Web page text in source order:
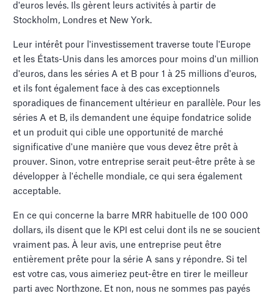
d'euros levés. Ils gèrent leurs activités à partir de
Stockholm, Londres et New York.
Leur intérêt pour l'investissement traverse toute l'Europe
et les États-Unis dans les amorces pour moins d'un million
d'euros, dans les séries A et B pour 1 à 25 millions d'euros,
et ils font également face à des cas exceptionnels
sporadiques de financement ultérieur en parallèle. Pour les
séries A et B, ils demandent une équipe fondatrice solide
et un produit qui cible une opportunité de marché
significative d'une manière que vous devez être prêt à
prouver. Sinon, votre entreprise serait peut-être prête à se
développer à l'échelle mondiale, ce qui sera également
acceptable.
En ce qui concerne la barre MRR habituelle de 100 000
dollars, ils disent que le KPI est celui dont ils ne se soucient
vraiment pas. À leur avis, une entreprise peut être
entièrement prête pour la série A sans y répondre. Si tel
est votre cas, vous aimeriez peut-être en tirer le meilleur
parti avec Northzone. Et non, nous ne sommes pas payés